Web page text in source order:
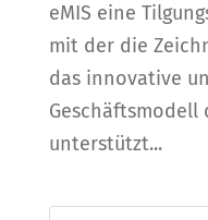
eMIS eine
mit der die
das innovative
Geschäftsmodell
unterstützt...